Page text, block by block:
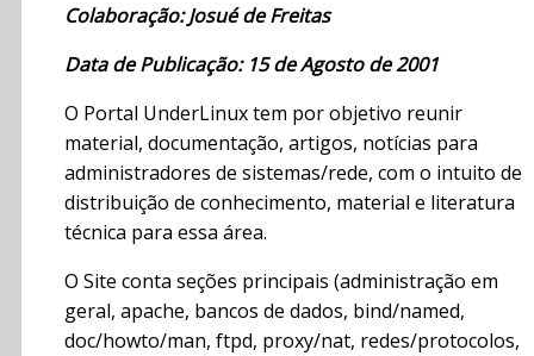
Colaboração: Josué de Freitas
Data de Publicação: 15 de Agosto de 2001
O Portal UnderLinux tem por objetivo reunir
material, documentação, artigos, notícias para
administradores de sistemas/rede, com o intuito de
distribuição de conhecimento, material e literatura
técnica para essa área.
O Site conta seções principais (administração em
geral, apache, bancos de dados, bind/named,
doc/howto/man, ftpd, proxy/nat, redes/protocolos,